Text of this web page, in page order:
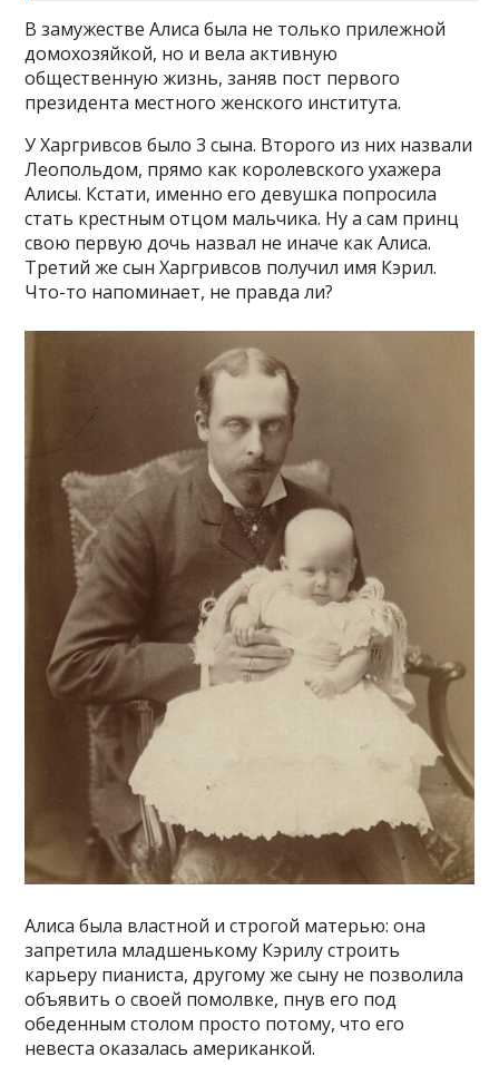
В замужестве Алиса была не только прилежной
домохозяйкой, но и вела активную
общественную жизнь, заняв пост первого
президента местного женского института.
У Харгривсов было 3 сына. Второго из них назвали
Леопольдом, прямо как королевского ухажера
Алисы. Кстати, именно его девушка попросила
стать крестным отцом мальчика. Ну а сам принц
свою первую дочь назвал не иначе как Алиса.
Третий же сын Харгривсов получил имя Кэрил.
Что-то напоминает, не правда ли?
Алиса была властной и строгой матерью: она
запретила младшенькому Кэрилу строить
карьеру пианиста, другому же сыну не позволила
объявить о своей помолвке, пнув его под
обеденным столом просто потому, что его
невеста оказалась американкой.